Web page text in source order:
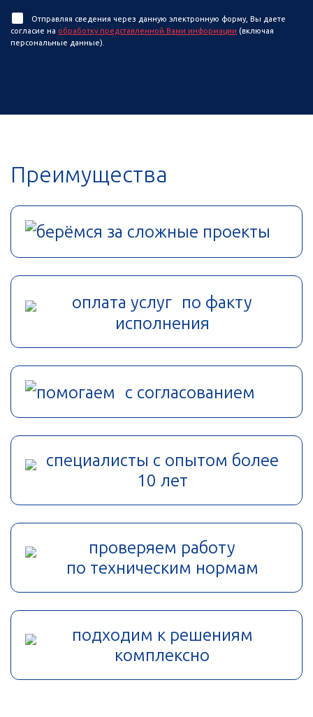
Отправляя сведения через данную электронную форму, Вы даете
согласие на обработку представленной Вами информации (включая
персональные данные).
Преимущества
берёмся за сложные проекты
оплата услуг по факту
исполнения
помогаем с согласованием
специалисты с опытом более
10 лет
проверяем работу
по техническим нормам
подходим к решениям
комплексно